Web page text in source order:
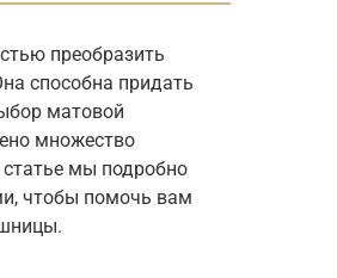
преобразить
способна придать
матовой
множество
мы подробно
чтобы помочь вам